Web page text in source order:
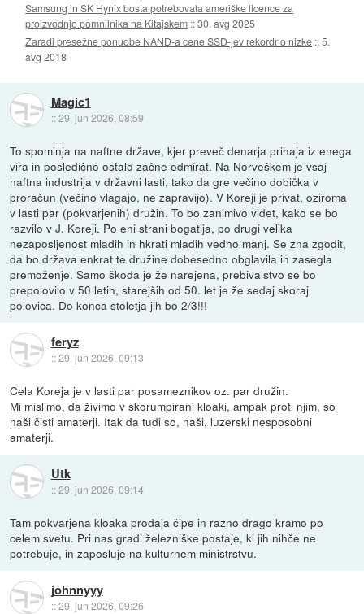
Samsung in SK Hynix bosta potrebovala ameriške licence za
proizvodnjo pomnilnika na Kitajskem ::30. avg 2025
Zaradi presežne ponudbe NAND-a cene SSD-jev rekordno nizke ::5.
avg 2018
Magic1
::29. jun 2026, 08:59
To spominja na naftne države, kjer preveč denarja prihaja iz enega
vira in posledično ostalo začne odmirat. Na Norveškem je vsaj
naftna industrija v državni lasti, tako da gre večino dobička v
proračun (večino vlagajo, ne zapravijo). V Koreji je privat, oziroma
v lasti par (pokvarjenih) družin. To bo zanimivo videt, kako se bo
razvilo v J. Koreji. Po eni strani bogatija, po drugi velika
nezaposljenost mladih in hkrati mladih vedno manj. Se zna zgodit,
da bo država enkrat te družine dobesedno obglavila in zasegla
premoženje. Samo škoda je že narejena, prebivalstvo se bo
prepolovilo v 50 letih, starejših od 50. let je že sedaj skoraj
polovica. Do konca stoletja jih bo 2/3!!!
feryz
::29. jun 2026, 09:13
Cela Koreja je v lasti par posameznikov oz. par družin.
Mi mislimo, da živimo v skorumpirani kloaki, ampak proti njim, so
naši čisti amaterji. Itak da tudi so, naši, luzerski nesposobni
amaterji.
Utk
::29. jun 2026, 09:14
Tam pokvarjena kloaka prodaja čipe in razno drago kramo po
celem svetu. Pri nas gradi železniške postaje, ki jih nihče ne
potrebuje, in zaposluje na kulturnem ministrstvu.
johnnyyy
::29. jun 2026, 09:26